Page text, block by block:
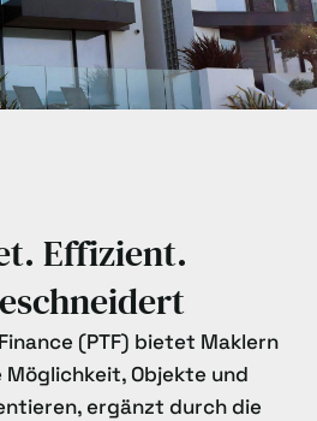
Effizient.
(PTF) bietet Maklern
Möglichkeit, Objekte und
ergänzt durch die